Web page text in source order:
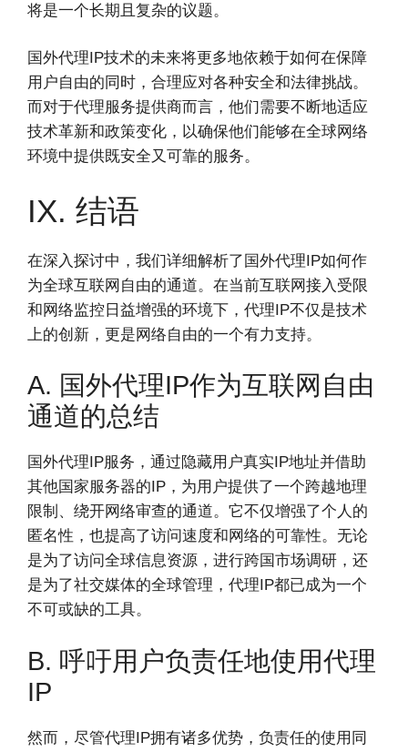
将是一个长期且复杂的议题。
国外代理IP技术的未来将更多地依赖于如何在保障
用户自由的同时，合理应对各种安全和法律挑战。
而对于代理服务提供商而言，他们需要不断地适应
技术革新和政策变化，以确保他们能够在全球网络
环境中提供既安全又可靠的服务。
IX. 结语
在深入探讨中，我们详细解析了国外代理IP如何作
为全球互联网自由的通道。在当前互联网接入受限
和网络监控日益增强的环境下，代理IP不仅是技术
上的创新，更是网络自由的一个有力支持。
A. 国外代理IP作为互联网自由
通道的总结
国外代理IP服务，通过隐藏用户真实IP地址并借助
其他国家服务器的IP，为用户提供了一个跨越地理
限制、绕开网络审查的通道。它不仅增强了个人的
匿名性，也提高了访问速度和网络的可靠性。无论
是为了访问全球信息资源，进行跨国市场调研，还
是为了社交媒体的全球管理，代理IP都已成为一个
不可或缺的工具。
B. 呼吁用户负责任地使用代理
IP
然而，尽管代理IP拥有诸多优势，负责任的使用同